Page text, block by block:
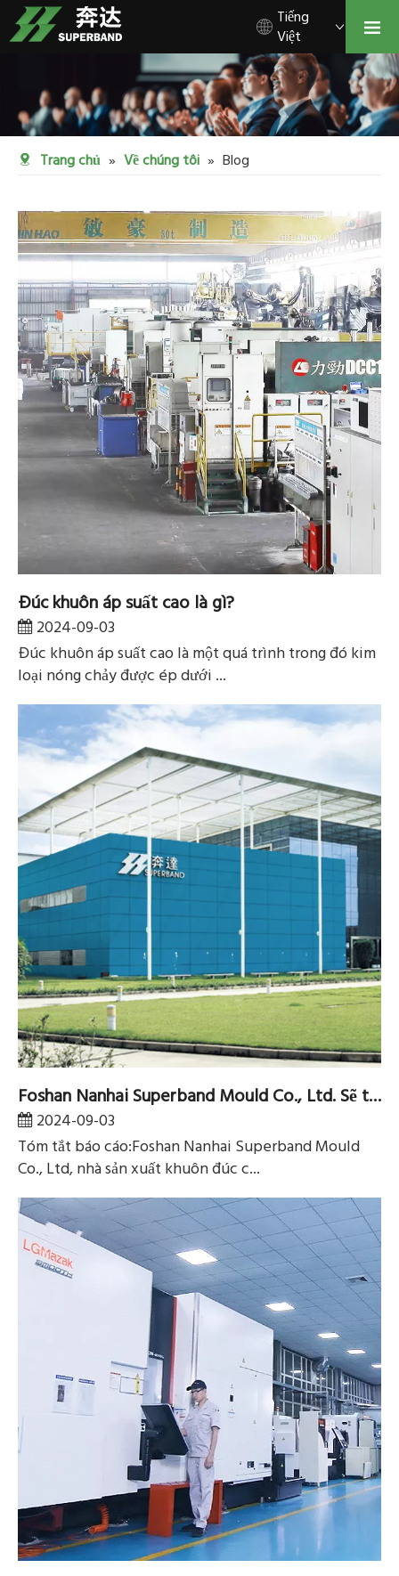
Tiếng
Việt
Trang chủ » Về chúng tôi » Blog
Đúc khuôn áp suất cao là gì?
2024-09-03
Đúc khuôn áp suất cao là một quá trình trong đó kim
loại nóng chảy được ép dưới ...
Foshan Nanhai Superband Mould Co., Ltd. Sẽ tham dự TURKCAST 2024 với gian hàng số H8-A205
2024-09-03
Tóm tắt báo cáo:Foshan Nanhai Superband Mould
Co., Ltd, nhà sản xuất khuôn đúc c...